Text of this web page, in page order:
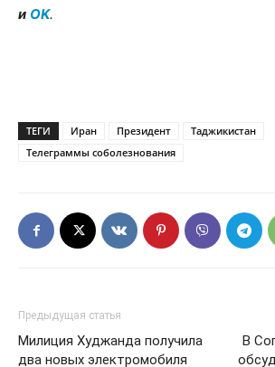
и OK.
ТЕГИ Иран Президент
Таджикистан
Телеграммы соболезнования
Предыдущая статья
Милиция Худжанда получила
два новых электромобиля
В